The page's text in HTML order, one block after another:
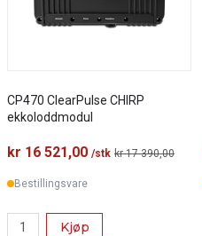
CP470 ClearPulse CHIRP
ekkoloddmodul
kr 16 521,00 /stk kr 17 390,00
Bestillingsvare
Kjøp